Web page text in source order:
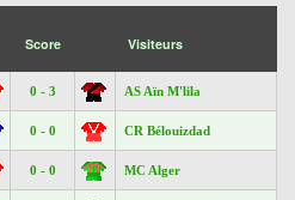
Score Visiteurs
0 - 3 AS Aïn M'lila
0 - 0 CR Bélouizdad
0 - 0 MC Alger